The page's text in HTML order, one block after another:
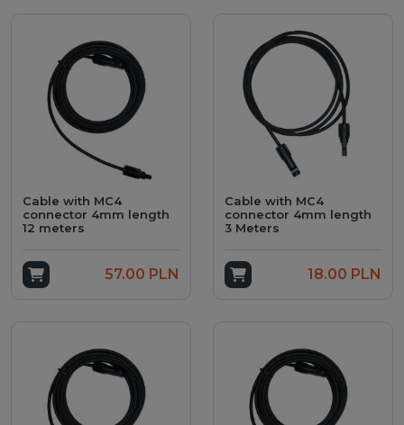
Cable with MC4
connector 4mm length
12 meters
Add to cart57.00 PLN
Cable with MC4
connector 4mm length
3 Meters
Add to cart18.00 PLN